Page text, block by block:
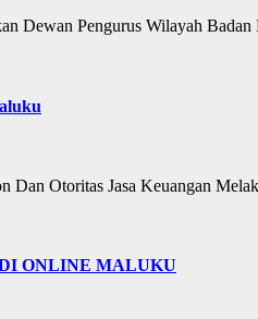
Dewan Pengurus Wilayah
Otoritas Jasa Keuangan
ONLINE MALUKU